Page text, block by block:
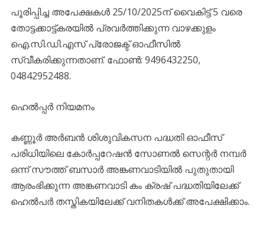
പൂരിപ്പിച്ച അപേക്ഷകൾ 25/10/2025ന് വൈകിട്ട് 5 വരെ
തോട്ടക്കാട്ട്കരയിൽ പ്രവർത്തിക്കുന്ന വാഴക്കുളം
ഐ.സി.ഡി.എസ് പ്രോജക്ട് ഓഫീസിൽ
സ്വീകരിക്കുന്നതാണ്. ഫോൺ: 9496432250,
04842952488.
ഹെല്‍പ്പര്‍ നിയമനം
കണ്ണൂര്‍ അര്‍ബന്‍ ശിശുവികസന പദ്ധതി ഓഫീസ്
പരിധിയിലെ കോര്‍പ്പറേഷന്‍ സോണല്‍ സെന്റര്‍ നമ്പര്‍
ഒന്ന് സൗത്ത് ബസാര്‍ അങ്കണവാടിയില്‍ പുതുതായി
ആരംഭിക്കുന്ന അങ്കണവാടി കം ക്രഷ് പദ്ധതിയിലേക്ക്
ഹെല്‍പര്‍ തസ്തികയിലേക്ക് വനിതകള്‍ക്ക് അപേക്ഷിക്കാം.